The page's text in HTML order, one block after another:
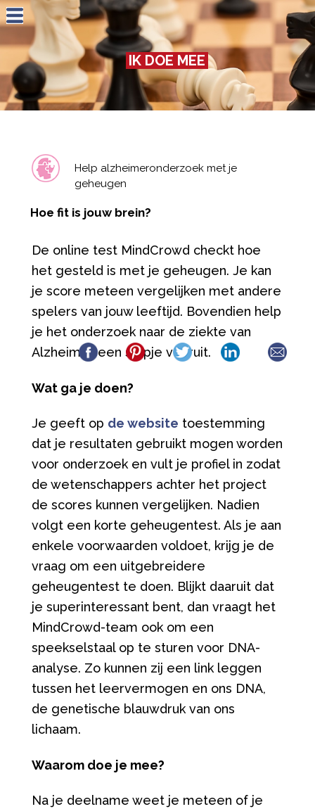
Jump to navigation
IK DOE MEE
Help alzheimeronderzoek met je
geheugen
Hoe fit is jouw brein?
De online test MindCrowd checkt hoe
het gesteld is met je geheugen. Je kan
je score meteen vergelijken met andere
spelers van jouw leeftijd. Bovendien help
je het onderzoek naar de ziekte van
Alzheimer een stapje vooruit.
Wat ga je doen?
Je geeft op de website toestemming
dat je resultaten gebruikt mogen worden
voor onderzoek en vult je profiel in zodat
de wetenschappers achter het project
de scores kunnen vergelijken. Nadien
volgt een korte geheugentest. Als je aan
enkele voorwaarden voldoet, krijg je de
vraag om een uitgebreidere
geheugentest te doen. Blijkt daaruit dat
je superinteressant bent, dan vraagt het
MindCrowd-team ook om een
speekselstaal op te sturen voor DNA-
analyse. Zo kunnen zij een link leggen
tussen het leervermogen en ons DNA,
de genetische blauwdruk van ons
lichaam.
Waarom doe je mee?
Na je deelname weet je meteen of je